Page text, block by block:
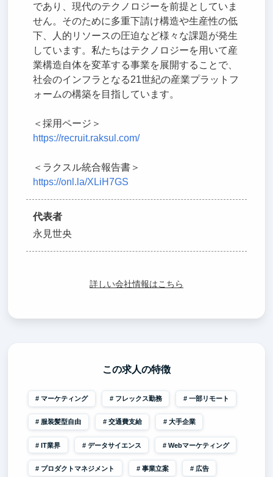
であり、現代のテクノロジーを前提としていま
せん。そのために多重下請け構造や生産性の低
下、人的リソースの圧迫など様々な課題が発生
しています。私たちはテクノロジーを用いて産
業構造自体を変革する事業を展開することで、
社会のインフラとなる21世紀の産業プラットフ
ォームの構築を目指しています。
＜採用ページ＞
https://recruit.raksul.com/
＜ラクスル統合報告書＞
https://onl.la/XLiH7GS
代表者
永見世央
詳しい会社情報はこちら
この求人の特徴
マーケティング フレックス勤務 一部リモート
服装髪型自由 交通費支給 大手企業
IT業界 データサイエンス Webマーケティング
プロダクトマネジメント 事業立案 広告